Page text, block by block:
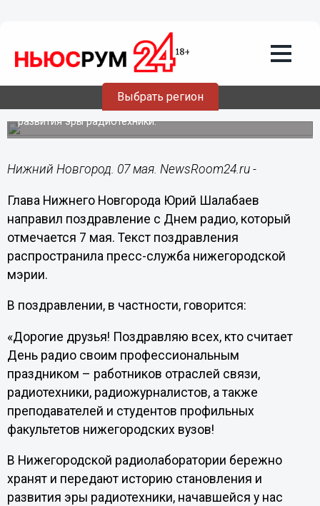
Выбрать регион
Юрий Шалабаев поздравил
нижегородцев с Днем радио
Глава Нижнего Новгорода отметил, что в городе
бережно хранят и передают историю становления и
развития эры радиотехники.
Нижний Новгород. 07 мая. NewsRoom24.ru -
Глава Нижнего Новгорода Юрий Шалабаев
направил поздравление с Днем радио, который
отмечается 7 мая. Текст поздравления
распространила пресс-служба нижегородской
мэрии.
В поздравлении, в частности, говорится:
«Дорогие друзья! Поздравляю всех, кто считает
День радио своим профессиональным
праздником – работников отраслей связи,
радиотехники, радиожурналистов, а также
преподавателей и студентов профильных
факультетов нижегородских вузов!
В Нижегородской радиолаборатории бережно
хранят и передают историю становления и
развития эры радиотехники, начавшейся у нас